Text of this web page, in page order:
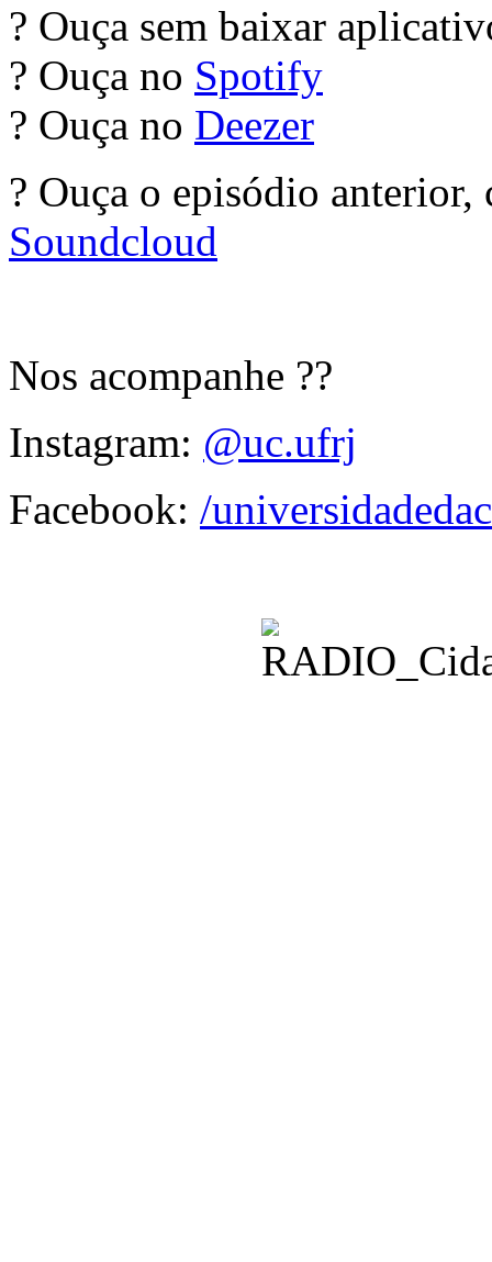
? Ouça sem baixar
? Ouça no Spotify
? Ouça no Deezer
? Ouça o episódio anterior,
Soundcloud
Nos acompanhe ??
Instagram: @uc.ufrj
Facebook: /